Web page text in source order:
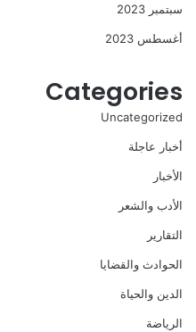
سبتمبر 2023
أغسطس 2023
Categories
Uncategorized
أخبار عاجلة
الأخبار
الأدب والشعر
التقارير
الحوادث والقضايا
الدين والحياة
الرياضة